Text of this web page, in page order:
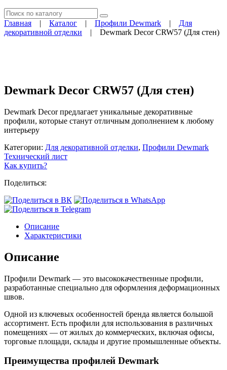
Поиск
Главная | Каталог | Профили Dewmark | Для
декоративной отделки | Dewmark Decor CRW57 (Для стен)
Dewmark Decor CRW57 (Для стен)
Dewmark Decor предлагает уникальные декоративные
профили, которые станут отличным дополнением к любому
интерьеру
Категории: Для декоративной отделки, Профили Dewmark
Технический лист
Как купить?
Поделиться:
Описание
Характеристики
Описание
Профили Dewmark — это высококачественные профили,
разработанные специально для оформления деформационных
швов.
Одной из ключевых особенностей бренда является большой
ассортимент. Есть профили для использования в различных
помещениях — от жилых до коммерческих, включая офисы,
торговые площади, склады и другие промышленные объекты.
Преимущества профилей Dewmark